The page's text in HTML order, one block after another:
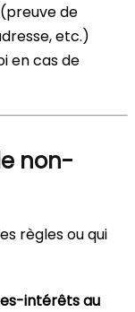
de
etc.)
en cas de
non-
règles ou qui
intérêts au